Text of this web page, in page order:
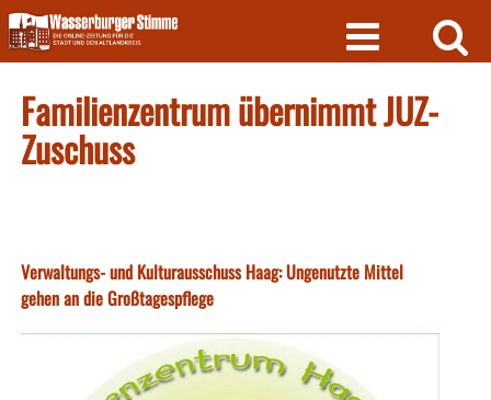
Skip
to
content
Familienzentrum übernimmt JUZ-
Zuschuss
Verwaltungs- und Kulturausschuss Haag: Ungenutzte Mittel
gehen an die Großtagespflege